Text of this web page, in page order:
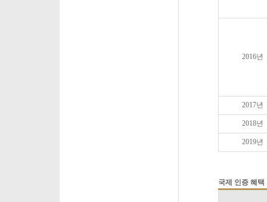
2016년
2017년
2018년
2019년
국제 인증 혜택